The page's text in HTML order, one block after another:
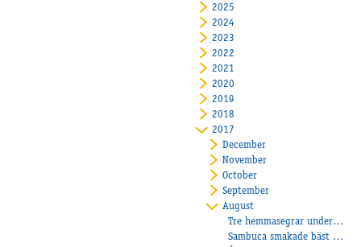
2025
2024
2023
2022
2021
2020
2019
2018
2017
December
November
October
September
August
Tre hemmasegrar under onsdagkvällen
Sambuca smakade bäst på Axevalla!